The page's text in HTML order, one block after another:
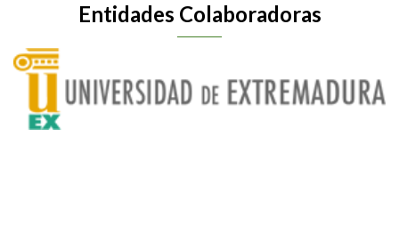
Entidades Colaboradoras